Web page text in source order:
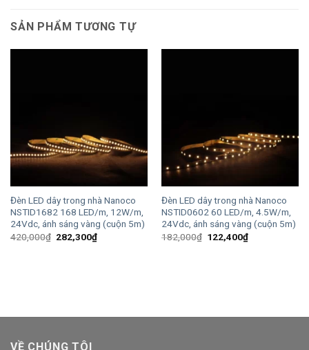
SẢN PHẨM TƯƠNG TỰ
Đèn LED dây trong nhà Nanoco
NSTID1682 168 LED/m, 12W/m,
24Vdc, ánh sáng vàng (cuộn 5m)
420,000₫ Giá
282,300₫Giá
hiện
Đèn LED dây trong nhà Nanoco
NSTID0602 60 LED/m, 4.5W/m,
24Vdc, ánh sáng vàng (cuộn 5m)
182,000₫ Giá
122,400₫Giá
hiện
VỀ CHÚNG TÔI